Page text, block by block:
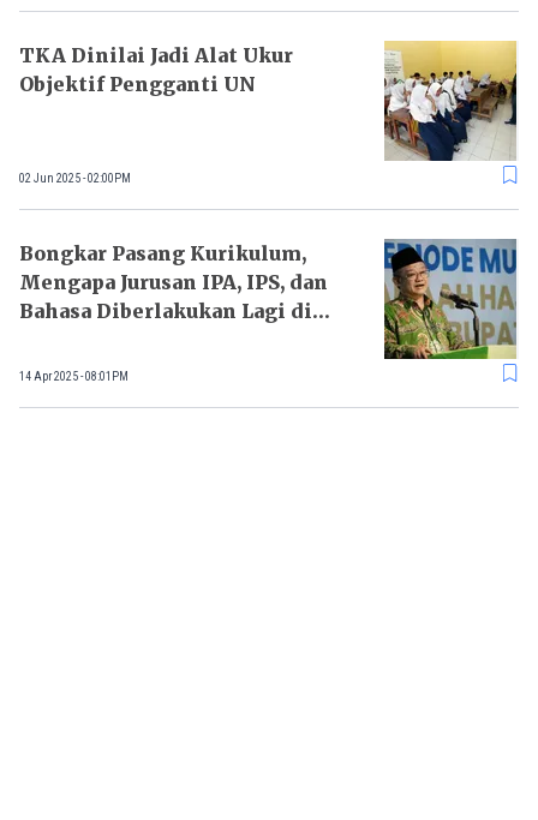
TKA Dinilai Jadi Alat Ukur
Objektif Pengganti UN
02 Jun 2025 - 02:00PM
Bongkar Pasang Kurikulum,
Mengapa Jurusan IPA, IPS, dan
Bahasa Diberlakukan Lagi di
14 Apr 2025 - 08:01PM